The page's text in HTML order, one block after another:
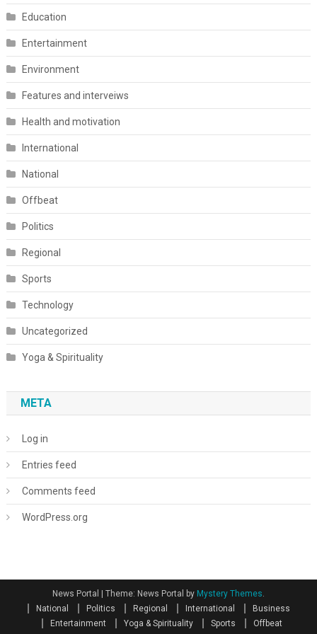
Education
Entertainment
Environment
Features and interveiws
Health and motivation
International
National
Offbeat
Politics
Regional
Sports
Technology
Uncategorized
Yoga & Spirituality
META
Log in
Entries feed
Comments feed
WordPress.org
News Portal | Theme: News Portal by Mystery Themes.
National
Politics Regional International
Business
Entertainment
Yoga & Spirituality Sports Offbeat